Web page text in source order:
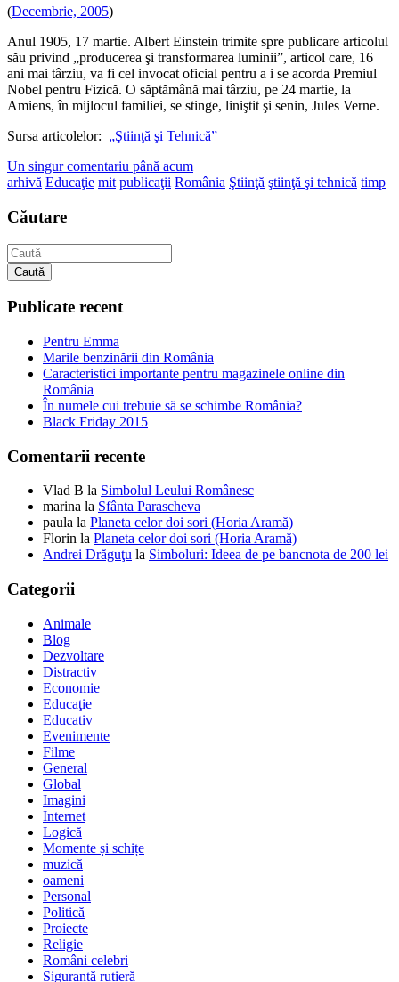
(Decembrie, 2005)
Anul 1905, 17 martie. Albert Einstein trimite spre publicare articolul
său privind „producerea şi transformarea luminii”, articol care, 16
ani mai târziu, va fi cel invocat oficial pentru a i se acorda Premiul
Nobel pentru Fizică. O săptămână mai târziu, pe 24 martie, la
Amiens, în mijlocul familiei, se stinge, liniştit şi senin, Jules Verne.
Sursa articolelor: „Ştiinţă şi Tehnică”
Un singur comentariu până acum
arhivă Educaţie mit publicaţii România Ştiinţă ştiinţă şi tehnică timp
Căutare
Caută
Publicate recent
Pentru Emma
Marile benzinării din România
Caracteristici importante pentru magazinele online din
România
În numele cui trebuie să se schimbe România?
Black Friday 2015
Comentarii recente
Vlad B la Simbolul Leului Românesc
marina la Sfânta Parascheva
paula la Planeta celor doi sori (Horia Aramă)
Florin la Planeta celor doi sori (Horia Aramă)
Andrei Drăguţu la Simboluri: Ideea de pe bancnota de 200 lei
Categorii
Animale
Blog
Dezvoltare
Distractiv
Economie
Educaţie
Educativ
Evenimente
Filme
General
Global
Imagini
Internet
Logică
Momente și schițe
muzică
oameni
Personal
Politică
Proiecte
Religie
Români celebri
Siguranță rutieră